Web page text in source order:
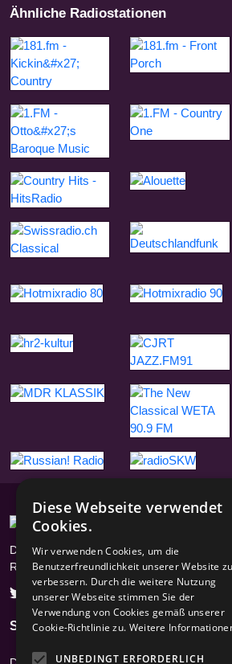
Ähnliche Radiostationen
Das Radioportal mit über 17400
Radios hören
Seiten Genres
Diese Webseite verwendet
Cookies.
Wir verwenden Cookies, um die
Benutzerfreundlichkeit unserer Website zu
verbessern. Durch die weitere Nutzung
unserer Webseite stimmen Sie der
Verwendung von Cookies gemäß unserer
Cookie-Richtlinie zu. Weitere
UNBEDINGT ERFORDERLICH